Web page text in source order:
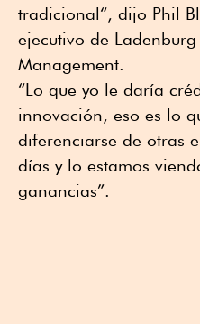
tradicional“, dijo Phil
ejecutivo de
Management.
“Lo que yo le daría
innovación, eso es lo
diferenciarse de otras
días y lo estamos
ganancias”.